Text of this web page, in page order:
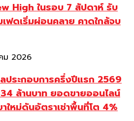
High ในรอบ 7 สัปดาห์ รับ
ฟดเริ่มผ่อนคลาย คาดใกล้จบ
ม 2026
ระกอบการครึ่งปีแรก 2569
ล้านบาท ยอดขายออนไลน์
ใหม่ดันอัตราเช่าพื้นที่โต 4%